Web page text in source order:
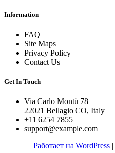
Information
FAQ
Site Maps
Privacy Policy
Contact Us
Get In Touch
Via Carlo Montù 78
22021 Bellagio CO, Italy
+11 6254 7855
support@example.com
Работает на WordPress |